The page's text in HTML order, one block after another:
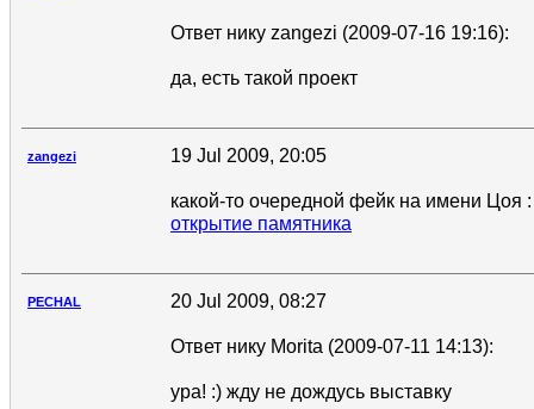
Ответ нику zangezi (2009-07-16 19:16):
да, есть такой проект
zangezi 19 Jul 2009, 20:05
какой-то очередной фейк на имени Цоя
открытие памятника
PECHAL 20 Jul 2009, 08:27
Ответ нику Morita (2009-07-11 14:13):
ура! :) жду не дождусь выставку